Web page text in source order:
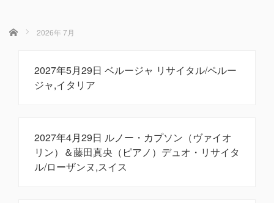
ホーム 2026年 7月
2027年5月29日 ベルージャ リサイタル/ペルー
ジャ,イタリア
2027年4月29日 ルノー・カプソン（ヴァイオ
リン）＆藤田真央（ピアノ）デュオ・リサイタ
ル/ローザンヌ,スイス